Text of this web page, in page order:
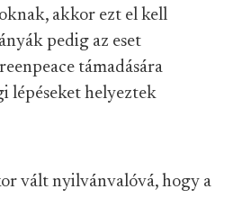
akkor ezt el kell
pedig az eset
támadására
lépéseket helyeztek
vált nyilvánvalóvá, hogy a